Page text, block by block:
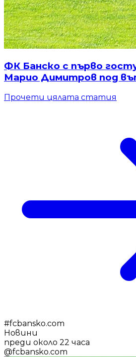
ФК Банско с първо
Марио Димитров под
Прочети цялата статия
#fcbansko.com
Новини
преди около 22 часа
@fcbansko.com